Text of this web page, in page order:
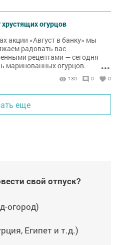
свой отпуск?
огород)
Египет и т.д.)
хрустящих огурцов
акции «Август в банку» мы
радовать вас
рецептами — сегодня
маринованных огурцов.
этот рецепт станет вашим
и покорит всех гостей!
...
130 0 0
еще